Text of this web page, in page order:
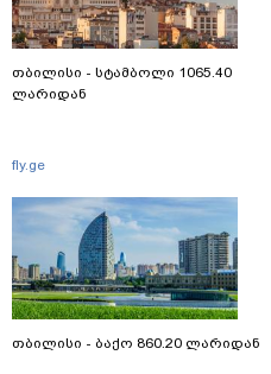
თბილისი - სტამბოლი 1065.40
ლარიდან
fly.ge
თბილისი - ბაქო 860.20 ლარიდან